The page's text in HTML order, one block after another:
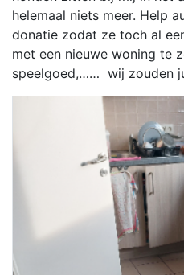
helemaal niets meer. Help
donatie zodat ze toch al
met een nieuwe woning te
speelgoed,…… wij zouden